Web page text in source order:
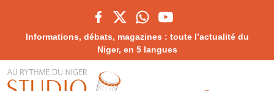
Informations, débats, magazines : toute l’actualité du
Niger, en 5 langues